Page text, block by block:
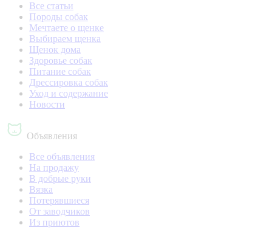
Все статьи
Породы собак
Мечтаете о щенке
Выбираем щенка
Щенок дома
Здоровье собак
Питание собак
Дрессировка собак
Уход и содержание
Новости
Объявления
Все объявления
На продажу
В добрые руки
Вязка
Потерявшиеся
От заводчиков
Из приютов